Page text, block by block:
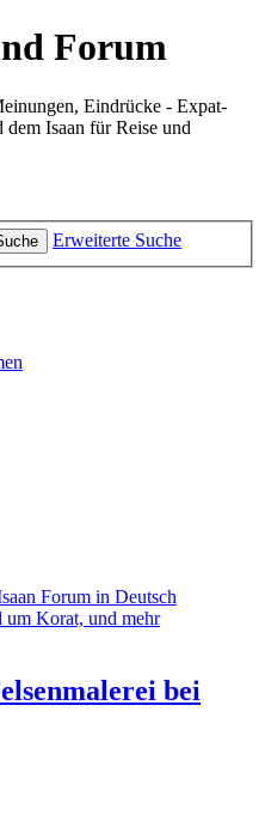
Forum
Eindrücke - Expat-
Isaan für Reise und
Erweiterte Suche
Forum in Deutsch
um Korat, und mehr
bei